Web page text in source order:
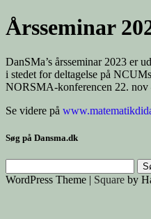
Årsseminar
DanSMa’s årsseminar 2023 er
i stedet for deltagelse på
NORSMA-konferencen 22. nov
Se videre på
Søg på Dansma.dk
efter:
WordPress Theme | Square by